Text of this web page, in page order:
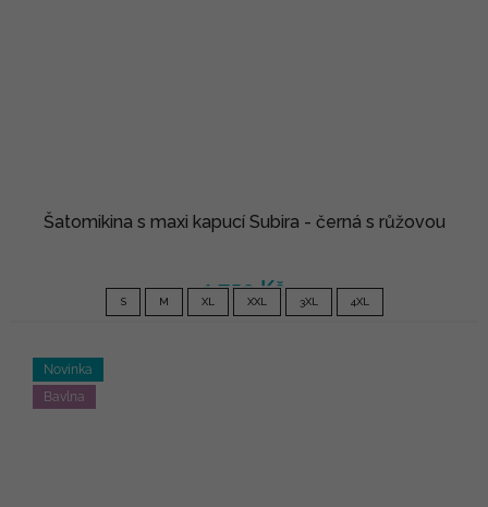
Šatomikina s maxi kapucí Subira - černá s růžovou
1 750 Kč
S M XL XXL 3XL 4XL
Novinka
Bavlna